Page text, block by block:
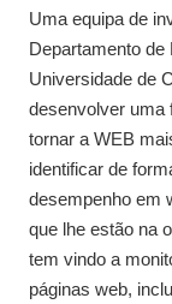
Uma equipa de
Departamento de
Universidade de
desenvolver uma
tornar a WEB
identificar de
desempenho em
que lhe estão na
tem vindo a
páginas web,